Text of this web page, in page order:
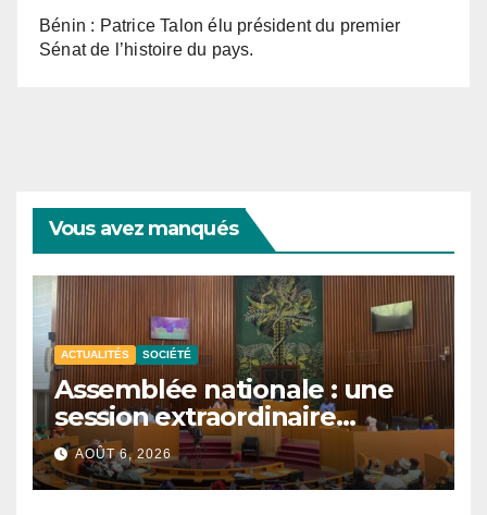
Bénin : Patrice Talon élu président du premier
Sénat de l’histoire du pays.
Vous avez manqués
ACTUALITÉS SOCIÉTÉ
Assemblée nationale : une
session extraordinaire
convoquée le 10 août avec
plusieurs commissions
d’enquête à l’ordre du jour.
AOÛT 6, 2026